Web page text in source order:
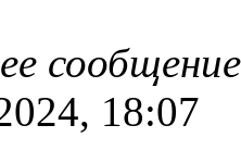
сообщение
18:07